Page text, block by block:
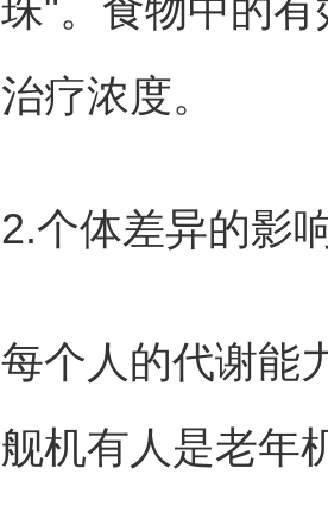
治疗浓度。
2.个体差异的影
每个人的代谢能
舰机有人是老年